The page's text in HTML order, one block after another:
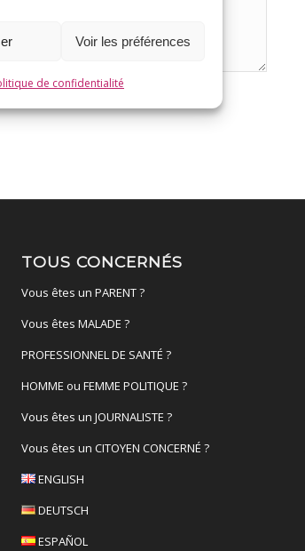
Voir les préférences
de confidentialité
TOUS CONCERNÉS
Vous êtes un PARENT ?
Vous êtes MALADE ?
PROFESSIONNEL DE SANTÉ ?
HOMME ou FEMME POLITIQUE ?
Vous êtes un JOURNALISTE ?
Vous êtes un CITOYEN CONCERNÉ ?
ENGLISH
DEUTSCH
ESPAÑOL